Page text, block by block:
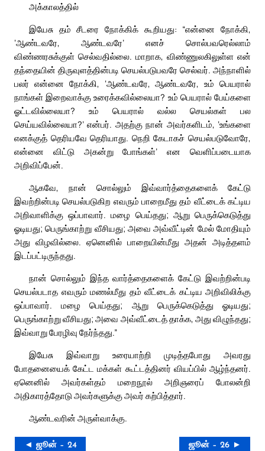
அக்காலத்தில்
இயேசு தம் சீடரை நோக்கிக் கூறியது: “என்னை நோக்கி,
‘ஆண்டவரே, ஆண்டவரே’ எனச் சொல்பவரெல்லாம்
விண்ணரசுக்குள் செல்வதில்லை. மாறாக, விண்ணுலகிலுள்ள என்
தந்தையின் திருவுளத்தின்படி செயல்படுபவரே செல்வர். அந்நாளில்
பலர் என்னை நோக்கி, ‘ஆண்டவரே, ஆண்டவரே, உம் பெயரால்
நாங்கள் இறைவாக்கு உரைக்கவில்லையா? உம் பெயரால் பேய்களை
ஓட்டவில்லையா? உம் பெயரால் வல்ல செயல்கள் பல
செய்யவில்லையா?’ என்பர். அதற்கு நான் அவர்களிடம், ‘உங்களை
எனக்குத் தெரியவே தெரியாது. நெறி கேடாகச் செயல்படுவோரே,
என்னை விட்டு அகன்று போங்கள்’ என வெளிப்படையாக
அறிவிப்பேன்.
ஆகவே, நான் சொல்லும் இவ்வார்த்தைகளைக் கேட்டு
இவற்றின்படி செயல்படுகிற எவரும் பாறைமீது தம் வீட்டைக் கட்டிய
அறிவாளிக்கு ஒப்பாவார். மழை பெய்தது; ஆறு பெருக்கெடுத்து
ஓடியது; பெருங்காற்று வீசியது; அவை அவ்வீட்டின் மேல் மோதியும்
அது விழவில்லை. ஏனெனில் பாறையின்மீது அதன் அடித்தளம்
இடப்பட்டிருந்தது.
நான் சொல்லும் இந்த வார்த்தைகளைக் கேட்டு இவற்றின்படி
செயல்படாத எவரும் மணல்மீது தம் வீட்டைக் கட்டிய அறிவிலிக்கு
ஒப்பாவார். மழை பெய்தது; ஆறு பெருக்கெடுத்து ஓடியது;
பெருங்காற்று வீசியது; அவை அவ்வீட்டைத் தாக்க, அது விழுந்தது;
இவ்வாறு பேரழிவு நேர்ந்தது.”
இயேசு இவ்வாறு உரையாற்றி முடித்தபோது அவரது
போதனையைக் கேட்ட மக்கள் கூட்டத்தினர் வியப்பில் ஆழ்ந்தனர்.
ஏனெனில் அவர்கள்தம் மறைநூல் அறிஞரைப் போலன்றி
அதிகாரத்தோடு அவர்களுக்கு அவர் கற்பித்தார்.
ஆண்டவரின் அருள்வாக்கு.
◄ ஜூன் – 24 ஜூன் – 26 ►